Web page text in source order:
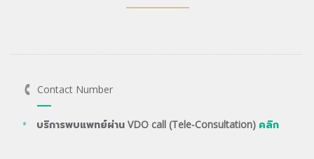
Contact Number
บริการพบแพทย์ผ่าน VDO call (Tele-Consultation) คลิก